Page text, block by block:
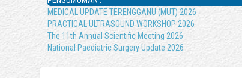
MEDICAL UPDATE TERENGGANU (MUT) 2026
PRACTICAL ULTRASOUND WORKSHOP 2026
The 11th Annual Scientific Meeting 2026
National Paediatric Surgery Update 2026